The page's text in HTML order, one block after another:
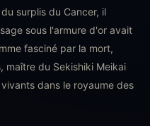
surplis du Cancer, il
sous l'armure d'or avait
fasciné par la mort,
maître du Sekishiki Meikai
dans le royaume des